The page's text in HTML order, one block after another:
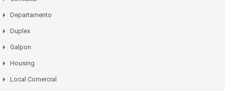
Departamento
Duplex
Galpon
Housing
Local Comercial